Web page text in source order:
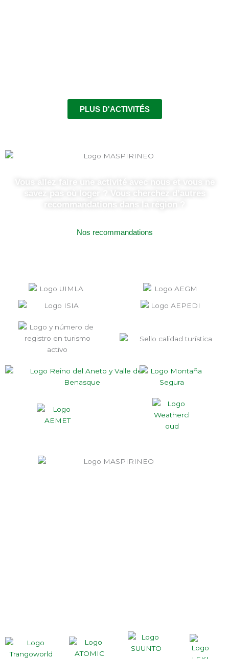
PLUS D'ACTIVITÉS
Vous allez faire une activité avec nous et vous ne
savez pas où loger ? Vous cherchez d’autres
recommandations dans la région ?
Nos recommandations